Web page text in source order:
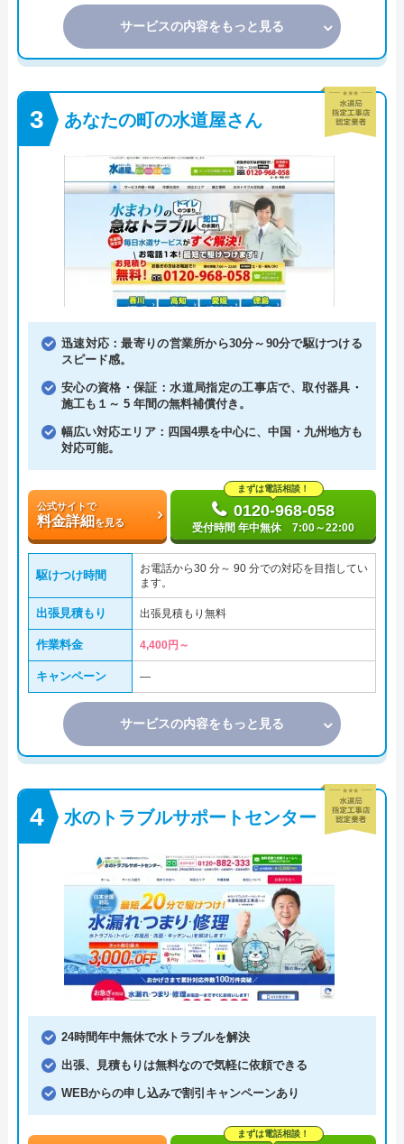
サービスの内容をもっと見る
あなたの町の水道屋さん
迅速対応：最寄りの営業所から30分～90分で駆けつける
スピード感。
安心の資格・保証：水道局指定の工事店で、取付器具・
施工も１～ 5 年間の無料補償付き。
幅広い対応エリア：四国4県を中心に、中国・九州地方も
対応可能。
公式サイトで
料金詳細を見る
まずは電話相談！
0120-968-058
受付時間 年中無休 7:00～22:00
駆けつけ時間
お電話から30 分～ 90 分での対応を目指してい
ます。
出張見積もり 出張見積もり無料
作業料金 4,400円～
キャンペーン ―
サービスの内容をもっと見る
水のトラブルサポートセンター
24時間年中無休で水トラブルを解決
出張、見積もりは無料なので気軽に依頼できる
WEBからの申し込みで割引キャンペーンあり
まずは電話相談！